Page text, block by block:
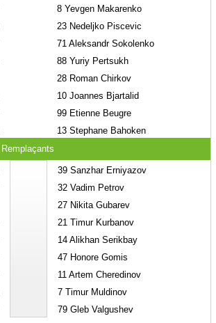
8Yevgen Makarenko
23Nedeljko Piscevic
71Aleksandr Sokolenko
88Yuriy Pertsukh
28Roman Chirkov
10Joannes Bjartalid
99Etienne Beugre
13Stephane Bahoken
Remplaçants
39Sanzhar Erniyazov
32Vadim Petrov
27Nikita Gubarev
21Timur Kurbanov
14Alikhan Serikbay
47Honore Gomis
11Artem Cheredinov
7Timur Muldinov
79Gleb Valgushev